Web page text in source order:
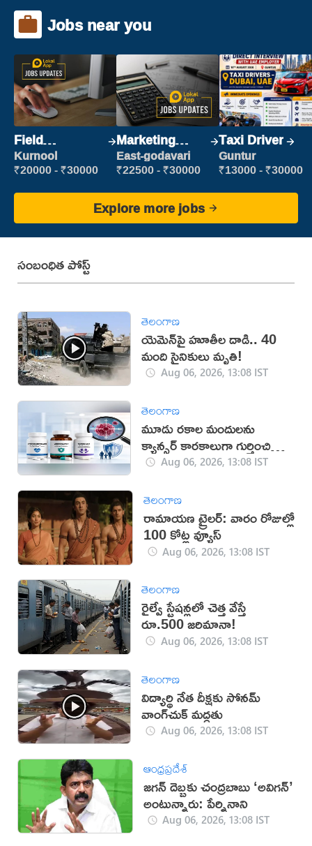
Jobs near you
Field
Marketing
Executive
Kurnool
₹20000 - ₹30000
Marketing
Executive
East-godavari
₹22500 - ₹30000
Taxi Driver
Guntur
₹13000 - ₹30000
Explore more jobs
సంబంధిత పోస్ట్
తెలంగాణ
యెమెన్‌పై హూతీల దాడి.. 40
మంది సైనికులు మృతి!
Aug 06, 2026, 13:08 IST
తెలంగాణ
మూడు రకాల మందులను
క్యాన్సర్ కారకాలుగా గుర్తించిన
WHOAug 06, 2026, 13:08 IST
తెలంగాణ
రామాయణ ట్రైలర్: వారం రోజుల్లో
100 కోట్ల వ్యూస్
Aug 06, 2026, 13:08 IST
తెలంగాణ
రైల్వే స్టేషన్లలో చెత్త వేస్తే
రూ.500 జరిమానా!
Aug 06, 2026, 13:08 IST
తెలంగాణ
విద్యార్థి నేత దీక్షకు సోనమ్
వాంగ్‌చుక్ మద్దతు
Aug 06, 2026, 13:08 IST
ఆంధ్రప్రదేశ్
జగన్ దెబ్బకు చంద్రబాబు ‘అవిగన్’
అంటున్నారు: పేర్నినాని
Aug 06, 2026, 13:08 IST